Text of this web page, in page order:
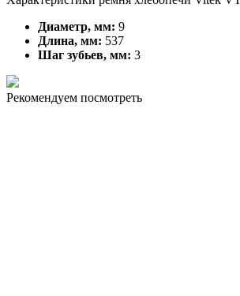
Диаметр, мм: 9
Длина, мм: 537
Шаг зубьев, мм: 3
Рекомендуем посмотреть